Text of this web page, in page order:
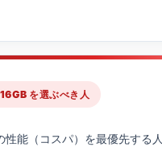
を選ぶべき人
性能（コスパ）を最優先する人